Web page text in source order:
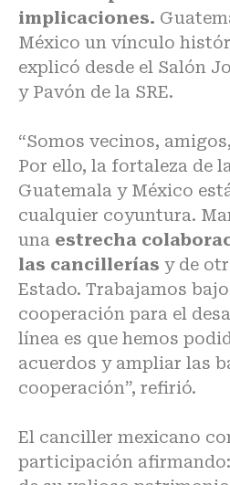
implicaciones.
México un vínculo
explicó desde el Salón
y Pavón de la SRE.
“Somos vecinos,
Por ello, la fortaleza de
Guatemala y México
cualquier coyuntura.
una estrecha
las cancillerías y de
Estado. Trabajamos
cooperación para el
línea es que hemos
acuerdos y ampliar las
cooperación”, refirió.
El canciller mexicano
participación